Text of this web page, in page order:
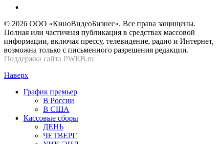
© 2026 OOО «КиноВидеоБизнес». Все права защищены.
Полная или частичная публикация в средствах массовой
информации, включая прессу, телевидение, радио и Интернет,
возможна только с письменного разрешения редакции.
Поддержка сайта PWEB.ru
Наверх
График премьер
В России
В США
Кассовые сборы
ДЕНЬ
ЧЕТВЕРГ